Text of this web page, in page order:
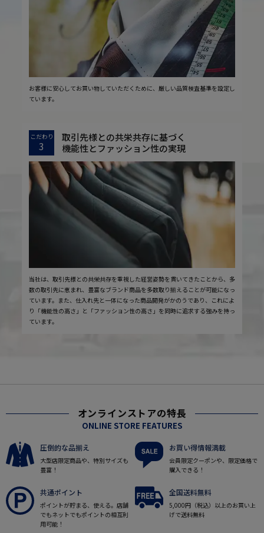
お客様に安心してお買い物していただくために、厳しい品質検査基準を設定し
ています。
こだわり
3
取引先様との共栄共存に基づく
機能性とファッション性の実現
当社は、取引先様との共栄共存を重視した経営姿勢を貫いてきたことから、多
数の取引先に恵まれ、豊富なブランド商品を多数取り揃えることが可能になっ
ています。また、仕入れ先と一体になった商品開発がかのうであり、これによ
り「機能性の高さ」と「ファッション性の高さ」を同時に追求する強みを持っ
ています。
オンラインストアの特長
ONLINE STORE FEATURES
圧倒的な品揃え
大型店限定商品や、特別サイズも
豊富！
お買い得情報満載
会員限定クーポンや、限定価格で
購入できる！
共通ポイント
ポイントが貯まる、使える。店舗
でもネットでもポイントの相互利
用可能！
全国送料無料
5,000円（税込）以上のお買い上
げで送料無料